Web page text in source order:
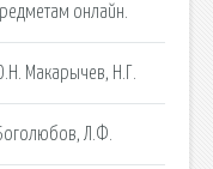
онлайн.
Макарычев, Н.Г.
Л.Ф.